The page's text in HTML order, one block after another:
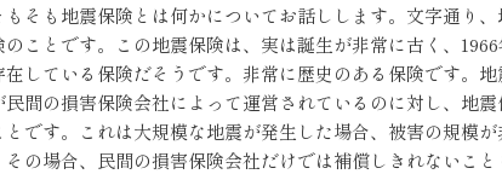
もそも地震保険とは何かについてお話しします。文字通り
のことです。この地震保険は、実は誕生が非常に古く、
在している保険だそうです。非常に歴史のある保険です。
民間の損害保険会社によって運営されているのに対し、地
とです。これは大規模な地震が発生した場合、被害の規模
その場合、民間の損害保険会社だけでは補償しきれないこと